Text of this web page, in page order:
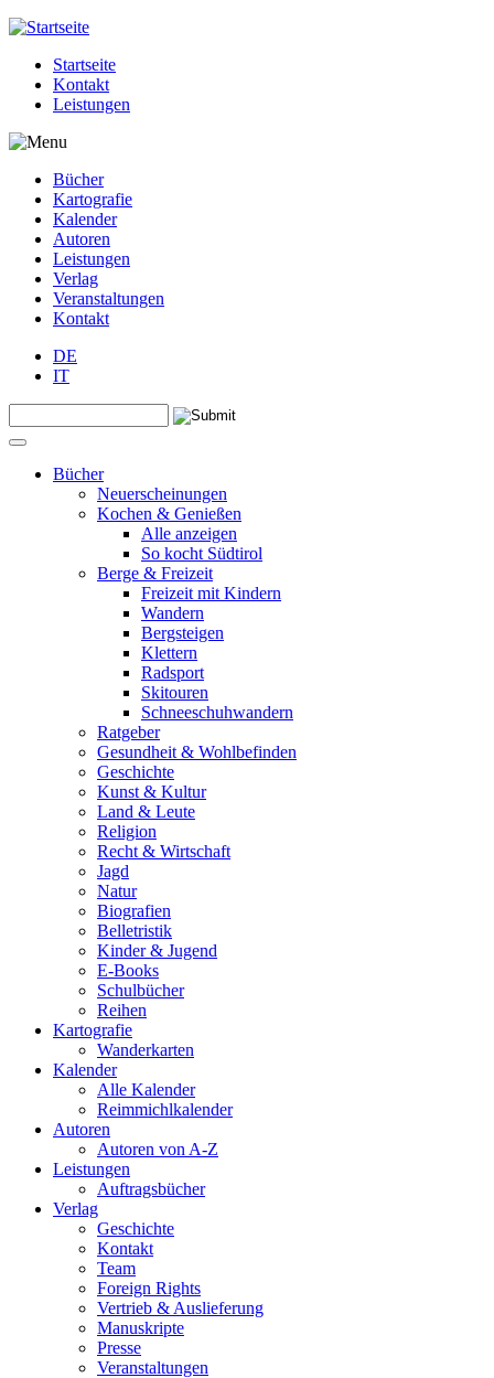
Jump to navigation
Startseite
Kontakt
Leistungen
Bücher
Kartografie
Kalender
Autoren
Leistungen
Verlag
Veranstaltungen
Kontakt
DE
IT
Suchformular
Bücher
Neuerscheinungen
Kochen & Genießen
Alle anzeigen
So kocht Südtirol
Berge & Freizeit
Freizeit mit Kindern
Wandern
Bergsteigen
Klettern
Radsport
Skitouren
Schneeschuhwandern
Ratgeber
Gesundheit & Wohlbefinden
Geschichte
Kunst & Kultur
Land & Leute
Religion
Recht & Wirtschaft
Jagd
Natur
Biografien
Belletristik
Kinder & Jugend
E-Books
Schulbücher
Reihen
Kartografie
Wanderkarten
Kalender
Alle Kalender
Reimmichlkalender
Autoren
Autoren von A-Z
Leistungen
Auftragsbücher
Verlag
Geschichte
Kontakt
Team
Foreign Rights
Vertrieb & Auslieferung
Manuskripte
Presse
Veranstaltungen